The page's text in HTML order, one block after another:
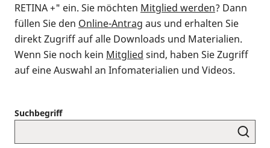
RETINA +" ein. Sie möchten Mitglied werden? Dann
füllen Sie den Online-Antrag aus und erhalten Sie
direkt Zugriff auf alle Downloads und Materialien.
Wenn Sie noch kein Mitglied sind, haben Sie Zugriff
auf eine Auswahl an Infomaterialien und Videos.
Suchbegriff